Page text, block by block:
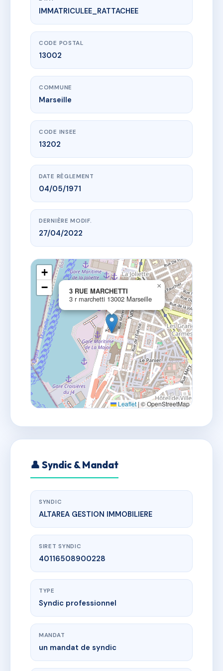
www.vme.plus/AC6445597
3 RUE MARCHETTI
3 r marchetti
IMMATRICULEE_RATTACHEE
CODE POSTAL
13002
COMMUNE
Marseille
CODE INSEE
13202
DATE RÈGLEMENT
04/05/1971
DERNIÈRE MODIF.
27/04/2022
3 RUE MARCHETTI
3 r marchetti 13002 Marseille
×
+
−
Leaflet | © OpenStreetMap
👤 Syndic & Mandat
SYNDIC
ALTAREA GESTION IMMOBILIERE
SIRET SYNDIC
40116508900228
TYPE
Syndic professionnel
MANDAT
un mandat de syndic